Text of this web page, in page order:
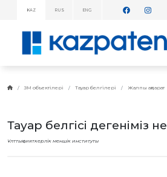
KAZ RUS ENG
АҚПАРАТТЫҚ
ХАБАРЛАМАЛАР!
KAZPATENT
ИНСТИТУТ
ТУРАЛЫ
ИНСТИТУТ
ЗМ объектілері Тауар белгілері Жалпы ақпарат
Тауар белгісі дегеніміз не
Ұлттық зияткерлік меншік институты